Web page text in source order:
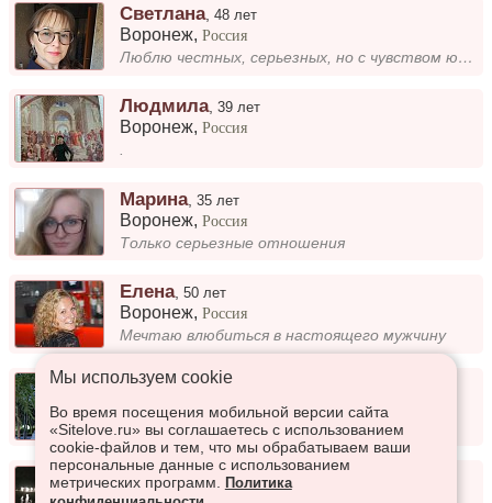
Светлана,48 лет
Воронеж,Россия
Люблю честных, серьезных, но с чувством юмора, целеустремленных.
Людмила,39 лет
Воронеж,Россия
.
Марина,35 лет
Воронеж,Россия
Только серьезные отношения
Елена,50 лет
Воронеж,Россия
Мечтаю влюбиться в настоящего мужчину
Елена,60 лет
Воронеж,Россия
Обычная женщина.
Ксюша,51 год
Воронеж,Россия
Мы используем сookie
Во время посещения мобильной версии сайта
«Sitelove.ru» вы соглашаетесь с использованием
cookie-файлов и тем, что мы обрабатываем ваши
персональные данные с использованием
метрических программ.
Политика